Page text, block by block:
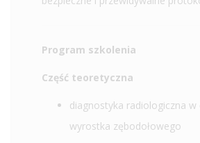
Program szkolenia
Część teoretyczna
diagnostyka radiologiczna w
wyrostka zębodołowego